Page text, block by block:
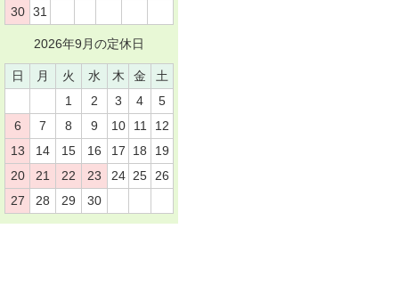
30 31
2026年9月の定休日
日 月 火 水 木 金
土
1
2 3 4
5
6
7 8 9 10 11
12
13
14 15 16 17 18
19
20
21 22 23 24 25 26
27
28 29 30